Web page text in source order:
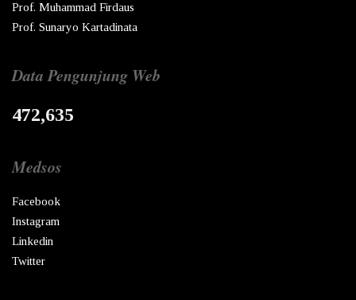
Prof. Muhammad Firdaus
Prof. Sunaryo Kartadinata
Data Pengunjung Web
472,635
Medsos
Facebook
Instagram
Linkedin
Twitter